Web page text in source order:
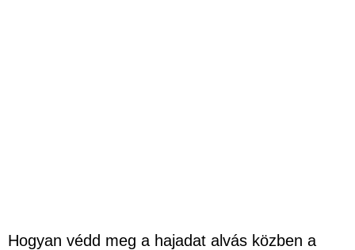
Hogyan védd meg a hajadat alvás közben a